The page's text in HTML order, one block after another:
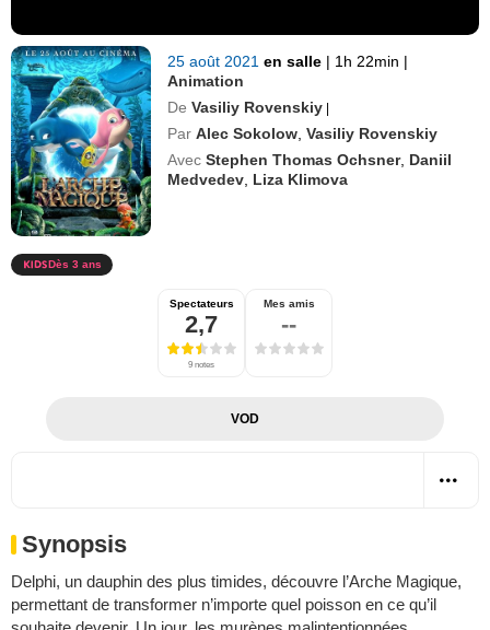
25 août 2021en salle | 1h 22min |
Animation
De Vasiliy Rovenskiy |
Par Alec Sokolow ,Vasiliy Rovenskiy
Avec Stephen Thomas Ochsner, Daniil
Medvedev Liza Klimova
Dès 3 ans
Spectateurs
2,7
9 notes
Mes amis
--
VOD
Synopsis
Delphi, un dauphin des plus timides, découvre l’Arche Magique,
permettant de transformer n’importe quel poisson en ce qu’il